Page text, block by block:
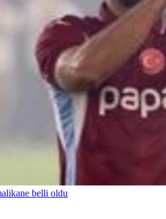
belli oldu